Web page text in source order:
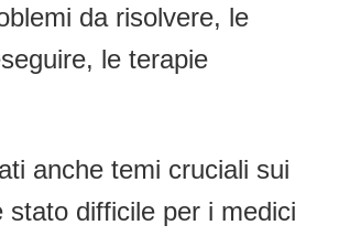
da risolvere, le
le terapie
anche temi cruciali sui
stato difficile per i medici